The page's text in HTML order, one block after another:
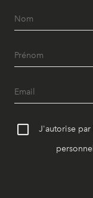
J'autorise